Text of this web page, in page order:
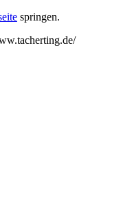
springen.